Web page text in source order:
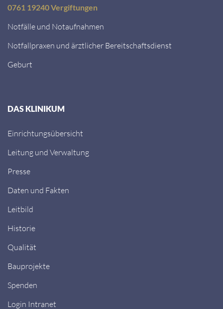
0761 19240 Vergiftungen
Notfälle und Notaufnahmen
Notfallpraxen und ärztlicher Bereitschaftsdienst
Geburt
DAS KLINIKUM
Einrichtungsübersicht
Leitung und Verwaltung
Presse
Daten und Fakten
Leitbild
Historie
Qualität
Bauprojekte
Spenden
Login Intranet